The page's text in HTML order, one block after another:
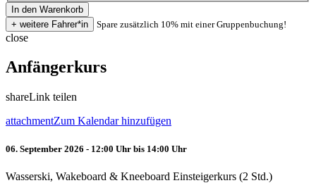
Spare zusätzlich 10% mit einer Gruppenbuchung!
close
Anfängerkurs
shareLink teilen
attachmentZum Kalendar hinzufügen
06. September 2026 - 12:00 Uhr bis 14:00 Uhr
Wasserski, Wakeboard & Kneeboard Einsteigerkurs (2 Std.)